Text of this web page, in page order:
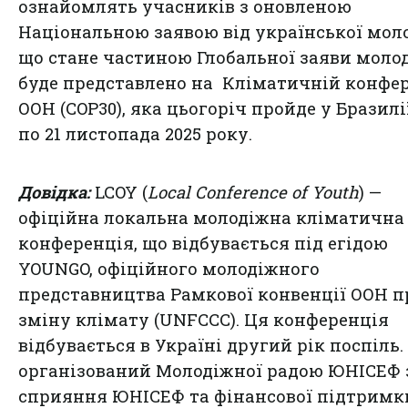
ознайомлять учасників з оновленою
Національною заявою від української
що стане частиною Глобальної заяви
буде представлено на Кліматичній
ООН (COP30), яка цьогоріч пройде у
по 21 листопада 2025 року.
Довідка:LCOY (Local Conference of Youth) —
офіційна локальна молодіжна кліматична
конференція, що відбувається під егідою
YOUNGO, офіційного молодіжного
представництва Рамкової конвенції ООН
зміну клімату (UNFCCC). Ця конференція
відбувається в Україні другий рік поспіль.
організований Молодіжної радою ЮНІСЕФ
сприяння ЮНІСЕФ та фінансової